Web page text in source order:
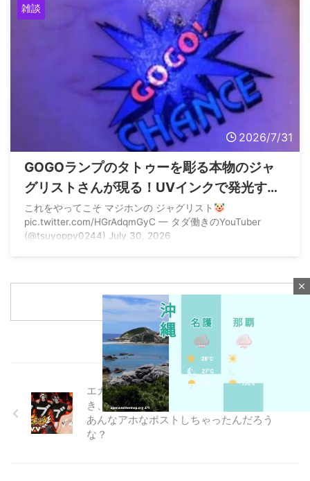
雑談
2026/7/31
GOGOランプのタトゥーを彫る本物のジャ
グリストさんが現る！UVインクで発光する
模様
これをやってこそ マジホンの ジャグリスト
pic.twitter.com/HGrAdqmGyC — タダ働きのYouTuber
(@tsuyoppy0244) July 30, 2026
もっと読む
エガブレイブVVVの攻略法の真偽はさてお
き、なんで豊丸産業X広報ののばらさんは
あんなアホなポストしちゃったんだろう
な？
close